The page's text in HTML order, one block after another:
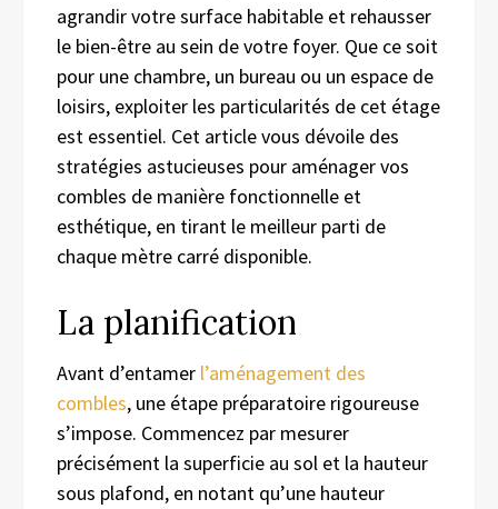
agrandir votre surface habitable et rehausser
le bien-être au sein de votre foyer. Que ce soit
pour une chambre, un bureau ou un espace de
loisirs, exploiter les particularités de cet étage
est essentiel. Cet article vous dévoile des
stratégies astucieuses pour aménager vos
combles de manière fonctionnelle et
esthétique, en tirant le meilleur parti de
chaque mètre carré disponible.
La planification
Avant d’entamer l’aménagement des
combles, une étape préparatoire rigoureuse
s’impose. Commencez par mesurer
précisément la superficie au sol et la hauteur
sous plafond, en notant qu’une hauteur